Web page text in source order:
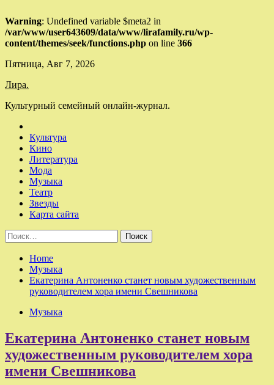
Warning: Undefined variable $meta2 in
/var/www/user643609/data/www/lirafamily.ru/wp-
content/themes/seek/functions.php on line 366
Skip
content
Пятница, Авг 7, 2026
Лира.
Культурный семейный онлайн-журнал.
Культура
Кино
Литература
Мода
Музыка
Театр
Звезды
Карта сайта
Найти:
Home
Музыка
Екатерина Антоненко станет новым художественным
руководителем хора имени Свешникова
Музыка
Екатерина Антоненко станет новым
художественным руководителем хора
имени Свешникова